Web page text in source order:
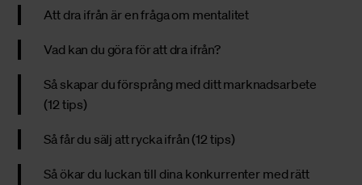
Att dra ifrån är en fråga om mentalitet
Vad kan du göra för att dra ifrån?
Så skapar du försprång med ditt marknadsarbete
(12 tips)
Så får du sälj att rycka ifrån (12 tips)
Så ökar du luckan till dina konkurrenter med rätt